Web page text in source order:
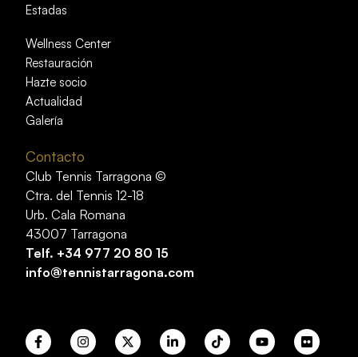
Estadas
Wellness Center
Restauración
Hazte socio
Actualidad
Galería
Contacto
Club Tennis Tarragona ©
Ctra. del Tennis 12-18
Urb. Cala Romana
43007 Tarragona
Telf. +34 977 20 80 15
info@tennistarragona.com